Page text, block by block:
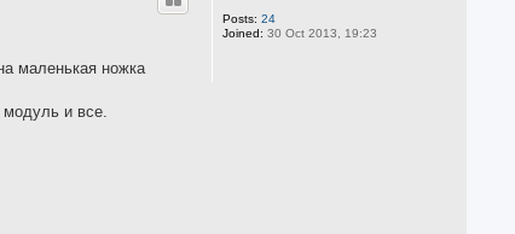
Posts: 24
Joined: 30 Oct 2013, 19:23
маленькая ножка
модуль и все.